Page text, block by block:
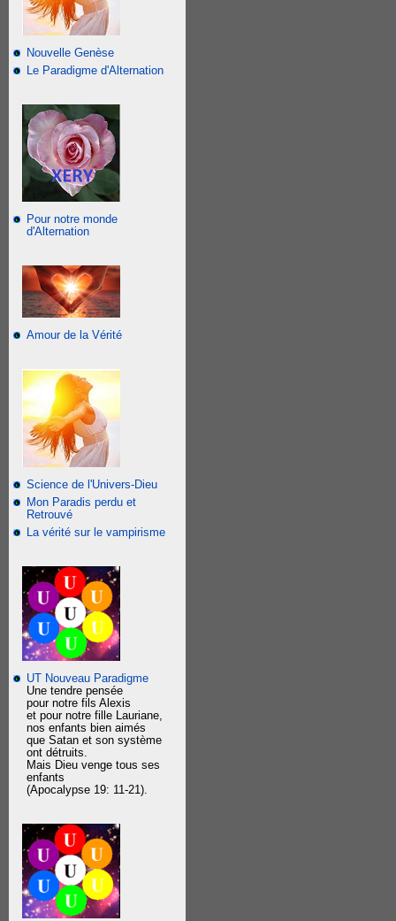
Nouvelle Genèse
Le Paradigme d'Alternation
Pour notre monde
d'Alternation
Amour de la Vérité
Science de l'Univers-Dieu
Mon Paradis perdu et
Retrouvé
La vérité sur le vampirisme
UT Nouveau Paradigme
Une tendre pensée
pour notre fils Alexis
et pour notre fille Lauriane,
nos enfants bien aimés
que Satan et son système
ont détruits.
Mais Dieu venge tous ses
enfants
(Apocalypse 19: 11-21).